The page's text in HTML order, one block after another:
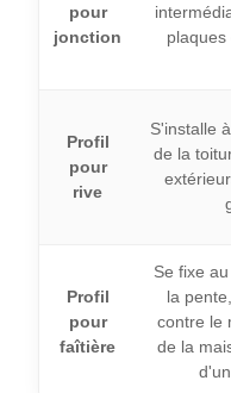
pour
jonction
Profil
pour
rive
S'installe
de la
Profil
pour
faîtière
Se fixe
la
contre le
de la